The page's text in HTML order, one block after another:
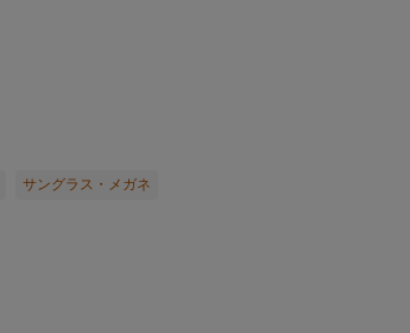
サングラス・メガネ